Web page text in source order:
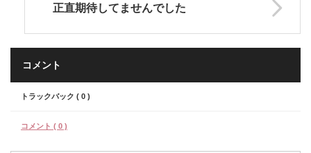
正直期待してませんでした
コメント
トラックバック ( 0 )
コメント ( 0 )